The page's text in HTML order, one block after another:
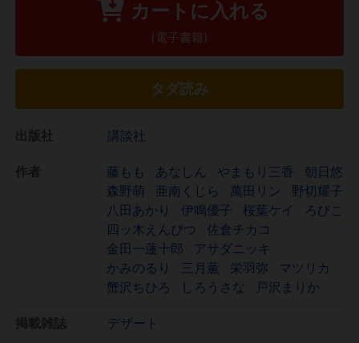
カートに入れる
(電子書籍)
タダ読み
講談社
藤もも あなしん やまもり三香
朝日悠
森野萌
亜南くじら 萬田リン
野切耀子
八田あかり
伊鳴優子 桜葉ケイ
ろびこ
四ッ木えんぴつ
佐倉チカコ
金田一蓮十郎
アサダニッキ
かみのるり
三月薫 栄羽弥
マツリカ
蟹沢ちひろ
しろうさな 戸沢まりか
デザート